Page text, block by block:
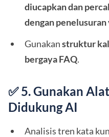
diucapkan dan
dengan
Gunakanstruktur
bergaya FAQ.
✅ 5. Gunakan
Didukung AI
Analisis tren kata